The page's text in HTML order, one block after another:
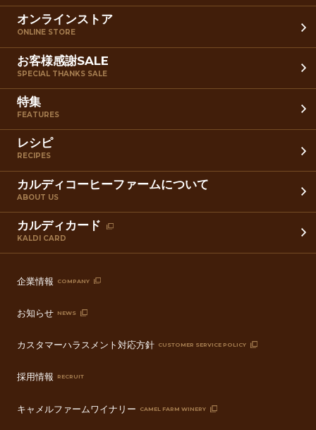
オンラインストア
ONLINE STORE
お客様感謝SALE
SPECIAL THANKS SALE
特集
FEATURES
レシピ
RECIPES
カルディコーヒーファームについて
ABOUT US
カルディカード
KALDI CARD
企業情報 COMPANY
お知らせ NEWS
カスタマーハラスメント対応方針 CUSTOMER SERVICE POLICY
採用情報 RECRUIT
キャメルファームワイナリー CAMEL FARM WINERY